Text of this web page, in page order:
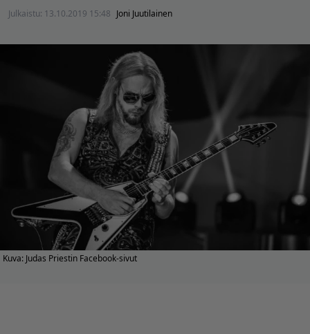
Julkaistu: 13.10.2019 15:48 Joni Juutilainen
Kuva: Judas Priestin Facebook-sivut